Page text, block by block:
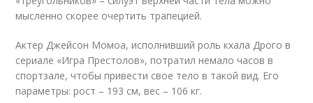
мысленно скорее очертить трапецией.
Актер Джейсон Момоа, исполнивший роль кхала Дрого в
сериале «Игра Престолов», потратил немало часов в
спортзале, чтобы привести свое тело в такой вид. Его
параметры: рост – 193 см, вес – 106 кг.